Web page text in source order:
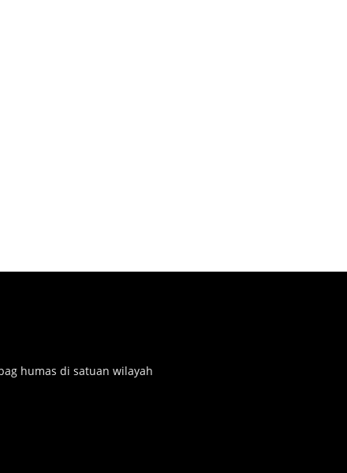
humas di satuan wilayah